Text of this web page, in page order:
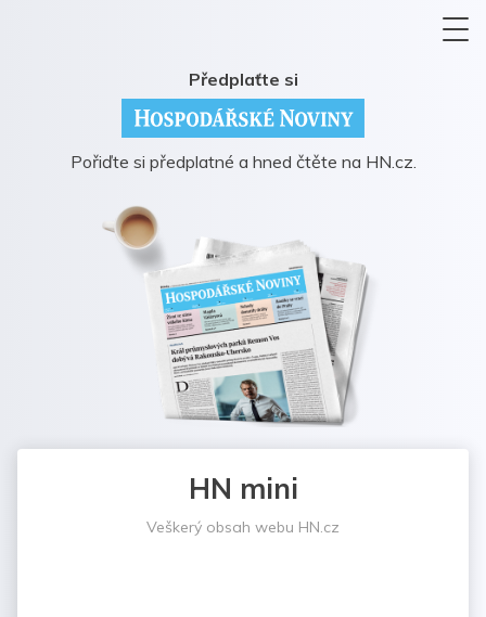
Předplaťte si
Pořiďte si předplatné a hned čtěte na HN.cz.
HN mini
Veškerý obsah webu HN.cz